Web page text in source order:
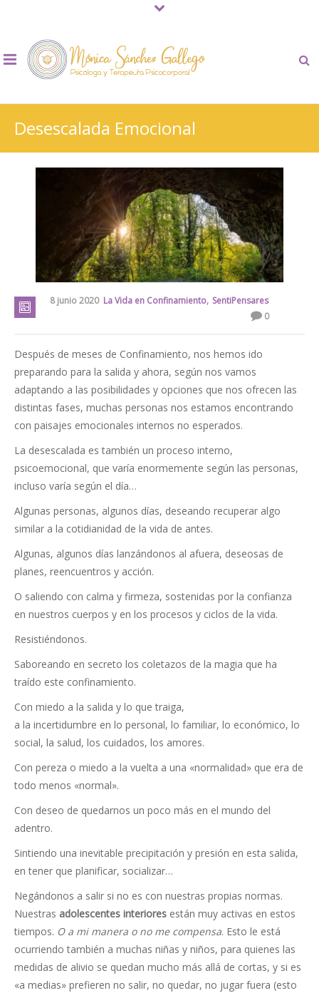
Desescalada Emocional
8 junio 2020 La Vida en Confinamiento, SentiPensares
0
Después de meses de Confinamiento, nos hemos ido
preparando para la salida y ahora, según nos vamos
adaptando a las posibilidades y opciones que nos ofrecen las
distintas fases, muchas personas nos estamos encontrando
con paisajes emocionales internos no esperados.
La desescalada es también un proceso interno,
psicoemocional, que varía enormemente según las personas,
incluso varía según el día…
Algunas personas, algunos días, deseando recuperar algo
similar a la cotidianidad de la vida de antes.
Algunas, algunos días lanzándonos al afuera, deseosas de
planes, reencuentros y acción.
O saliendo con calma y firmeza, sostenidas por la confianza
en nuestros cuerpos y en los procesos y ciclos de la vida.
Resistiéndonos.
Saboreando en secreto los coletazos de la magia que ha
traído este confinamiento.
Con miedo a la salida y lo que traiga,
a la incertidumbre en lo personal, lo familiar, lo económico, lo
social, la salud, los cuidados, los amores.
Con pereza o miedo a la vuelta a una «normalidad» que era de
todo menos «normal».
Con deseo de quedarnos un poco más en el mundo del
adentro.
Sintiendo una inevitable precipitación y presión en esta salida,
en tener que planificar, socializar…
Negándonos a salir si no es con nuestras propias normas.
Nuestras adolescentes interiores están muy activas en estos
tiempos. O a mi manera o no me compensa. Esto le está
ocurriendo también a muchas niñas y niños, para quienes las
medidas de alivio se quedan mucho más allá de cortas, y si es
«a medias» prefieren no salir, no quedar, no jugar fuera (esto